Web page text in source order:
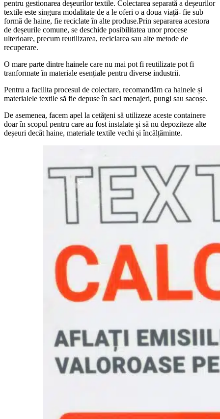
pentru gestionarea deșeurilor textile. Colectarea separată a deșeurilor
textile este singura modalitate de a le oferi o a doua viață- fie sub
formă de haine, fie reciclate în alte produse.Prin separarea acestora
de deșeurile comune, se deschide posibilitatea unor procese
ulterioare, precum reutilizarea, reciclarea sau alte metode de
recuperare.
O mare parte dintre hainele care nu mai pot fi reutilizate pot fi
tranformate în materiale esențiale pentru diverse industrii.
Pentru a facilita procesul de colectare, recomandăm ca hainele și
materialele textile să fie depuse în saci menajeri, pungi sau sacoșe.
De asemenea, facem apel la cetățeni să utilizeze aceste containere
doar în scopul pentru care au fost instalate și să nu depoziteze alte
deșeuri decât haine, materiale textile vechi și încălțăminte.